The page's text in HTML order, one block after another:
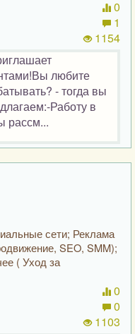
0
1
1154
любите
- тогда вы
Работу в
рассм...
сети; Реклама
SEO, SMM);
( Уход за
0
0
1103